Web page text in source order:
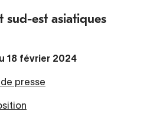
sud-est asiatiques
18 février 2024
presse